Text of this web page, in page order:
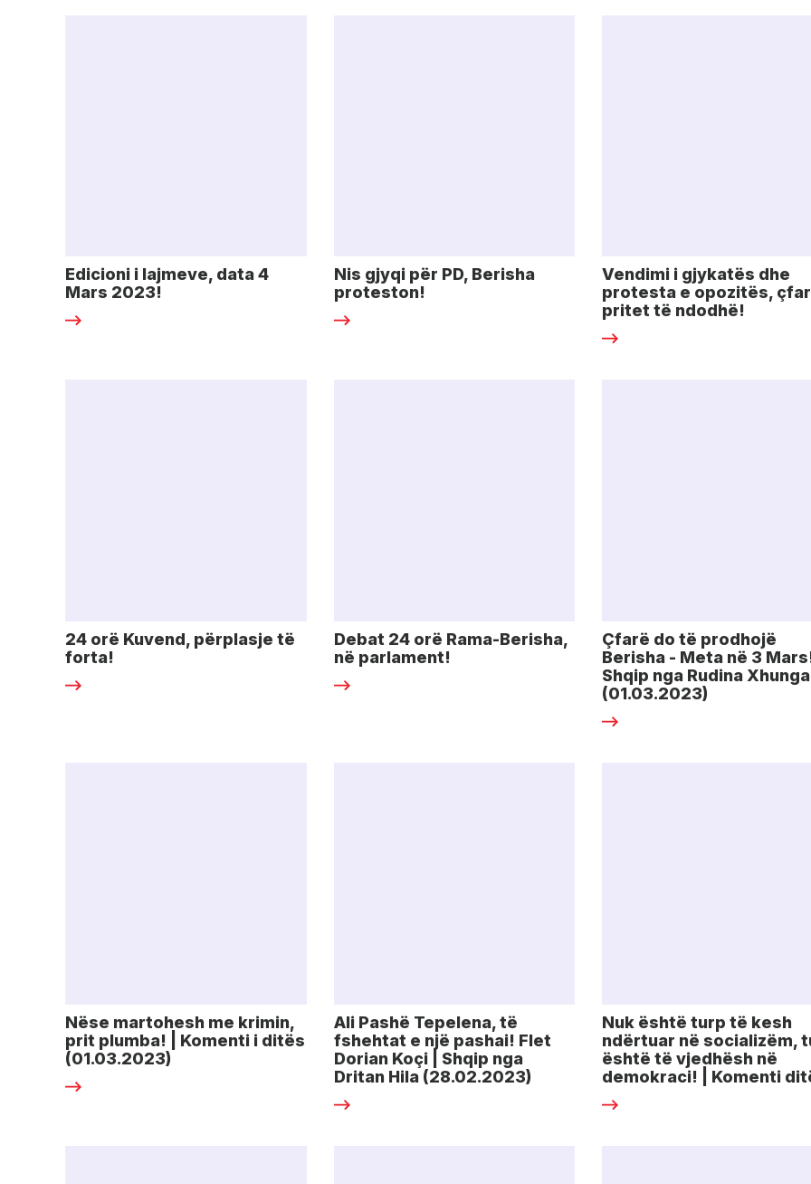
Edicioni i lajmeve, data 4
Mars 2023!
Nis gjyqi për PD, Berisha
proteston!
Vendimi i gjykatës dhe
protesta e opozitës,
pritet të ndodhë!
24 orë Kuvend, përplasje të
forta!
Debat 24 orë Rama-Berisha,
në parlament!
Çfarë do të prodhojë
Berisha - Meta në 3
Shqip nga Rudina Xhunga
(01.03.2023)
Nëse martohesh me krimin,
prit plumba! | Komenti i ditës
(01.03.2023)
Ali Pashë Tepelena, të
fshehtat e një pashai! Flet
Dorian Koçi | Shqip nga
Dritan Hila (28.02.2023)
Nuk është turp të kesh
ndërtuar në socializëm,
është të vjedhësh në
demokraci! | Komenti